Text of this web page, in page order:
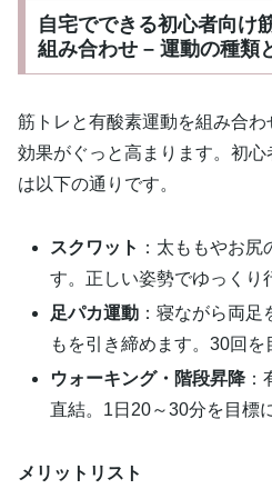
自宅でできる初心者向け
組み合わせ – 運動の種類
筋トレと有酸素運動を組み合
効果がぐっと高まります。初
は以下の通りです。
スクワット ：太ももやお尻
す。正しい姿勢でゆっくり
足パカ運動 ：寝ながら両
もを引き締めます。30回を
ウォーキング・階段昇降
直結。1日20～30分を目標
メリットリスト